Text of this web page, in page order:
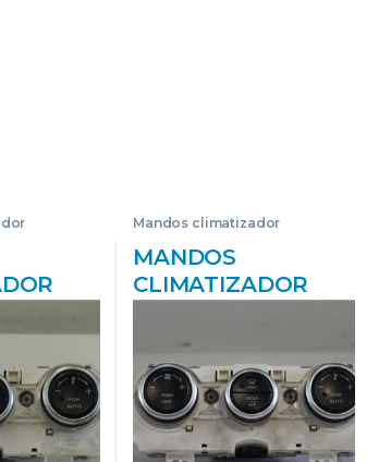
2.0 DI
Mandos climatizador
MANDOS
CLIMATIZADOR
(GG)(2002->) 2.0 DI
D/ RF – #PROV#
DRFPROV NEGRO
ACONDICIONADO
AIRE CALEFACCION